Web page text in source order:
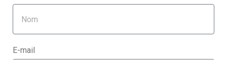
E-mail